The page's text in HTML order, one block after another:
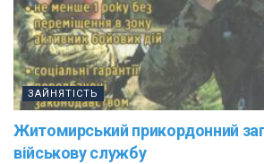
ЗАЙНЯТІСТЬ
Житомирський прикордонний
військову службу